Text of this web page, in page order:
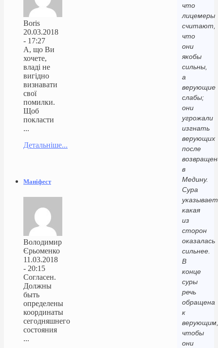
что
лицемеры
считают,
что
они
якобы
сильны,
а
верующие
слабы;
они
угрожали
изгнать
верующих
после
в
Медину.
Сура
какая
из
сторон
оказалась
сильнее.
В
конце
суры
речь
обращена
к
верующим,
чтобы
они
Boris
20.03.2018
- 17:27
А, що Ви
хочете,
владі не
вигідно
визнавати
свої
помилки.
Щоб
покласти
...
Детальніше...
Маніфест
Володимир
Єрьоменко
11.03.2018
- 20:15
Согласен.
Должны
быть
определены
координаты
сегодняшнего
состояния
...